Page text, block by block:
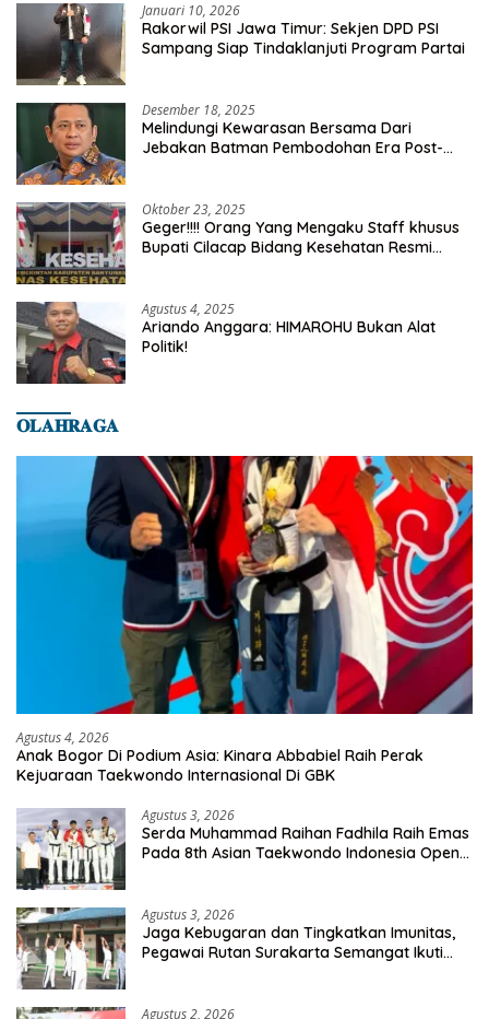
Januari 10, 2026
Rakorwil PSI Jawa Timur: Sekjen DPD PSI
Sampang Siap Tindaklanjuti Program Partai
Desember 18, 2025
Melindungi Kewarasan Bersama Dari
Jebakan Batman Pembodohan Era Post-
Oktober 23, 2025
Geger!!!! Orang Yang Mengaku Staff khusus
Bupati Cilacap Bidang Kesehatan Resmi
Agustus 4, 2025
Ariando Anggara: HIMAROHU Bukan Alat
Politik!
𝐎𝐋𝐀𝐇𝐑𝐀𝐆𝐀
Agustus 4, 2026
Anak Bogor Di Podium Asia: Kinara Abbabiel Raih Perak
Kejuaraan Taekwondo Internasional Di GBK
Agustus 3, 2026
Serda Muhammad Raihan Fadhila Raih Emas
Pada 8th Asian Taekwondo Indonesia Open
Agustus 3, 2026
Jaga Kebugaran dan Tingkatkan Imunitas,
Pegawai Rutan Surakarta Semangat Ikuti
Agustus 2, 2026